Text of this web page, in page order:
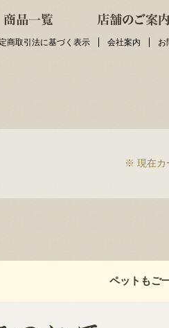
商取引法に基づく表示 会社案内 お
※ 現在カ
ペットもご